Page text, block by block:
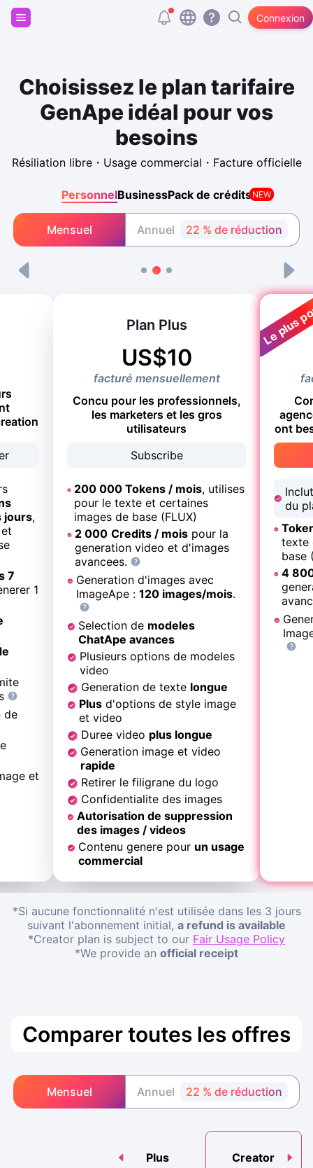
Connexion
Inscris-toi et reçois 20 000 tokens gratuits
Choisissez le plan tarifaire
GenApe idéal pour vos
besoins
Résiliation libre・Usage commercial・Facture officielle
PersonnelBusinessPack de crédits NEW
Mensuel Annuel 22 % de réduction
jours,
7
1
de
et
Plan Plus
US$10
facturé mensuellement
Concu pour les professionnels,
les marketers et les gros
utilisateurs
Subscribe
200 000 Tokens / mois, utilises
pour le texte et certaines
images de base (FLUX)
2 000 Credits / mois pour la
generation video et d'images
avancees.
Generation d'images avec
ImageApe : 120 images/mois.
Selection de modeles
ChatApe avances
Plusieurs options de modeles
video
Generation de texte longue
Plus d'options de style image
et video
Duree video plus longue
Generation image et video
rapide
Retirer le filigrane du logo
Confidentialite des images
Autorisation de suppression
des images / videos
Contenu genere pour un usage
commercial
ont
du
texte
base
4
Le plus
*Si aucune fonctionnalité n'est utilisée dans les 3 jours
suivant l'abonnement initial, a refund is available
*Creator plan is subject to our Fair Usage Policy
*We provide an official receipt
Comparer toutes les offres
Mensuel Annuel 22 % de réduction
Plus Creator